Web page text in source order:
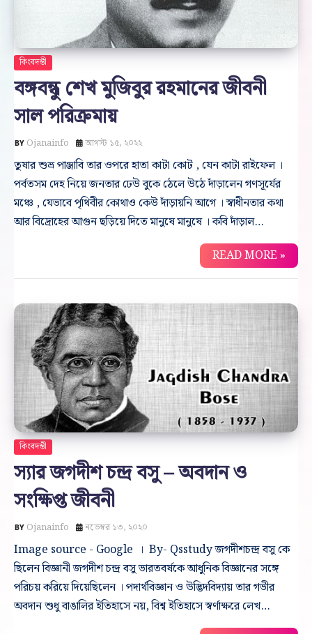
কিংবদন্তী
বঙ্গবন্ধু শেখ মুজিবুর রহমানের জীবনী
সাল পরিক্রমায়
Ojanainfo আগস্ট ১৫, ২০২২
তুষার শুভ্র পাঞ্জাবি তার ওপরে হাতা কাটা কোট , যেন কাটা রাইফেল ।
পর্বতসম দেহ নিয়ে জনতার ঢেউ বুকে ঠেলে উঠে দাঁড়ালেন গণসূর্যের
মঞ্চে , যেভাবে পৃথিবীর কোথাও কেউ দাঁড়ায়নি আগে । স্বাধীনতার কথা
আর বিদ্রোহের আগুন ছড়িয়ে দিতে মানুষে মানুষে । কবি দাঁড়াল…
READ MORE »
কিংবদন্তী
স্যার জগদীশ চন্দ্র বসু – অবদান ও
সংক্ষিপ্ত জীবনী
Ojanainfo নভেম্বর ১৩, ২০২০
Image source - Google । By- Qsstudy জগদীশচন্দ্র বসু কে
ছিলেন বিজ্ঞানী জগদীশ চন্দ্র বসু ভারতবর্ষকে আধুনিক বিজ্ঞানের সঙ্গে
পরিচয় করিয়ে দিয়েছিলেন । পদার্থবিজ্ঞান ও উদ্ভিদবিদ্যায় তার গভীর
অবদান শুধু বাঙালির ইতিহাসে নয়, বিশ্ব ইতিহাসে স্বর্ণাক্ষরে লেখ…